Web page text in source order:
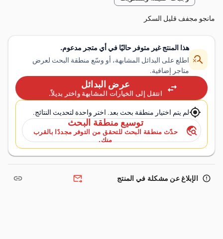
مانجو مجفف قليل السكر
search_off
هذا المنتج غير متوفر حاليًا في أي متجر مدعوم.
اطلع على البدائل المشابهة، أو وسّع منطقة البحث لعرض
متاجر إضافية.
swap_horiz عرض البدائل
انتقل إلى الخيارات المشابهة واختر بديلاً.
my_locationلم يتم اختيار منطقة بحث بعد. اختر واحدة لتحديث النتائج.
travel_explore
توسيع منطقة البحث
حدّث منطقة البحث للتحقق من التوفر مجددًا بالقرب
منك.
error_outline الإبلاغ عن مشكلة في المنتج forward_to_inbox
link